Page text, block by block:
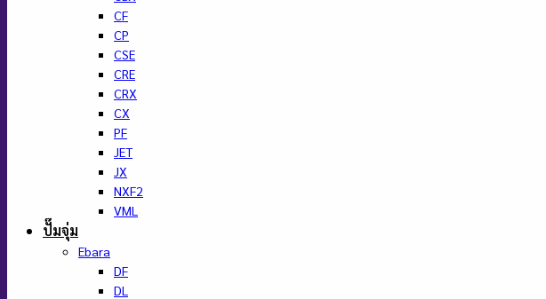
CF
CP
CSE
CRE
CRX
CX
PF
JET
JX
NXF2
VML
ปั๊มจุ่ม
Ebara
DF
DL